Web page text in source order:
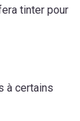
tinter pour
à certains